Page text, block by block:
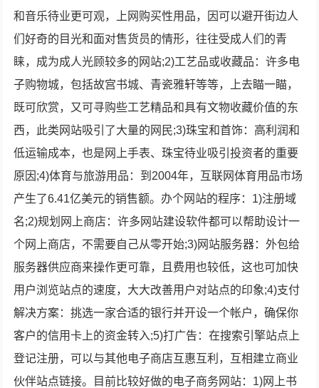
和音乐待业更可观，上网购买性用品，因可以避开街边人
们好奇的目光和面对售货员的情形，往往受成人们的青
睐，成为成人光顾较多的网站;2)工艺品或收藏品：许多电
子购物城，包括故宫书城、青瓷雅轩等等，上去瞄一瞄，
既可欣赏，又可寻购些工艺精品和具有文物收藏价值的东
西，此类网站吸引了大量的网民;3)珠宝和首饰：高利润和
低运输成本，也是网上手表、珠宝待业吸引投资者的重要
原因;4)体育与旅游用品：到2004年，互联网体育用品市场
产生了6.41亿美元的销售额。办个网站的程序：1)注册域
名;2)规划网上商店：许多网站建设软件都可以帮助设计一
个网上商店，不需要自己从零开始;3)网站服务器：外包给
服务器供应商来操作更可靠，且费用也较低，这也可加快
用户浏览站点的速度，大大改善用户对站点的印象;4)支付
解决方案：挑选一家合适的银行并开设一个帐户，确保你
客户的信用卡上的资金转入;5)打广告：在搜索引擎站点上
登记注册，可以与其他电子商店互惠互利，互相建立商业
伙伴站点链接。目前比较好做的电子商务网站：1)网上书